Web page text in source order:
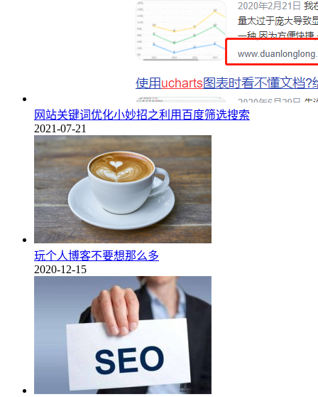
网站关键词优化小妙招之利用百度筛选搜索
2021-07-21
玩个人博客不要想那么多
2020-12-15